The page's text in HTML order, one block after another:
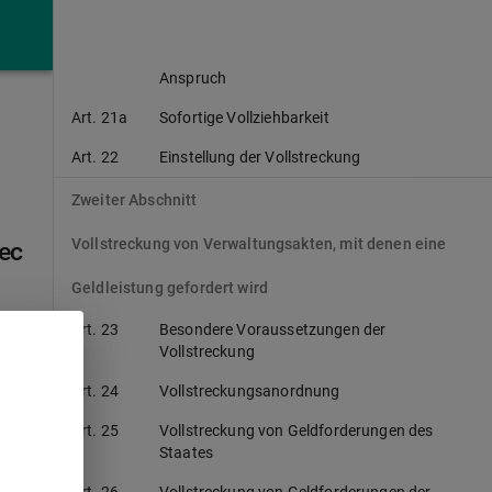
Anspruch
Art. 21a Sofortige Vollziehbarkeit
Art. 22 Einstellung der Vollstreckung
Zweiter Abschnitt
Vollstreckung von Verwaltungsakten, mit denen eine
Geldleistung gefordert wird
Art. 23
Besondere Voraussetzungen der
Vollstreckung
Art. 24 Vollstreckungsanordnung
Art. 25
Vollstreckung von Geldforderungen des
Staates